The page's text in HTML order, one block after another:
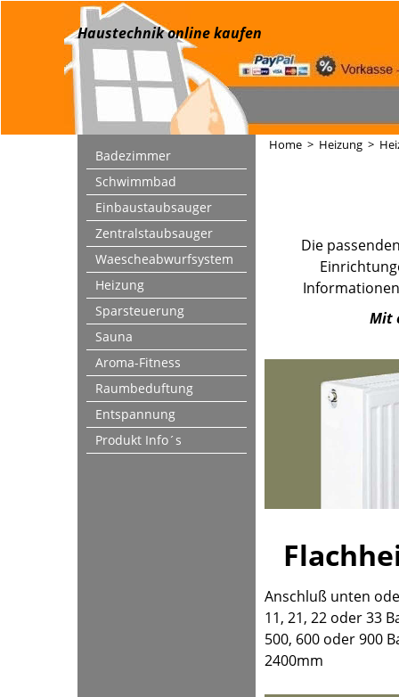
Haustechnik online kaufen
Badezimmer
Schwimmbad
Einbaustaubsauger
Zentralstaubsauger
Waescheabwurfsystem
Heizung
Sparsteuerung
Sauna
Aroma-Fitness
Raumbeduftung
Entspannung
Produkt Info´s
Home > Heizung >
Die
Mit
Anschluß unten
11, 21, 22 oder 33
500, 600 oder 900
2400mm